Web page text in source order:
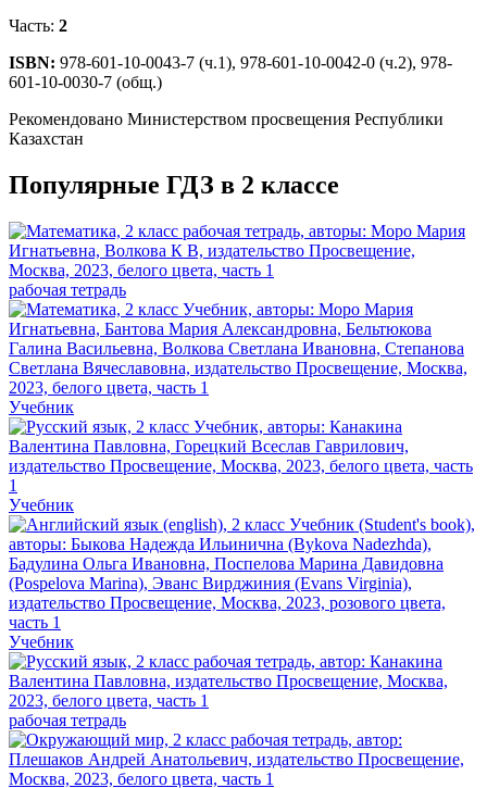
Часть: 2
ISBN: 978-601-10-0043-7 (ч.1), 978-601-10-0042-0 (ч.2), 978-
601-10-0030-7 (общ.)
Рекомендовано Министерством просвещения Республики
Казахстан
Популярные ГДЗ в 2 классе
рабочая тетрадь
Учебник
Учебник
Учебник
рабочая тетрадь